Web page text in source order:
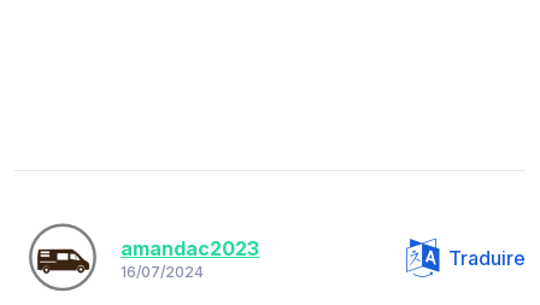
amandac2023
16/07/2024
Traduire